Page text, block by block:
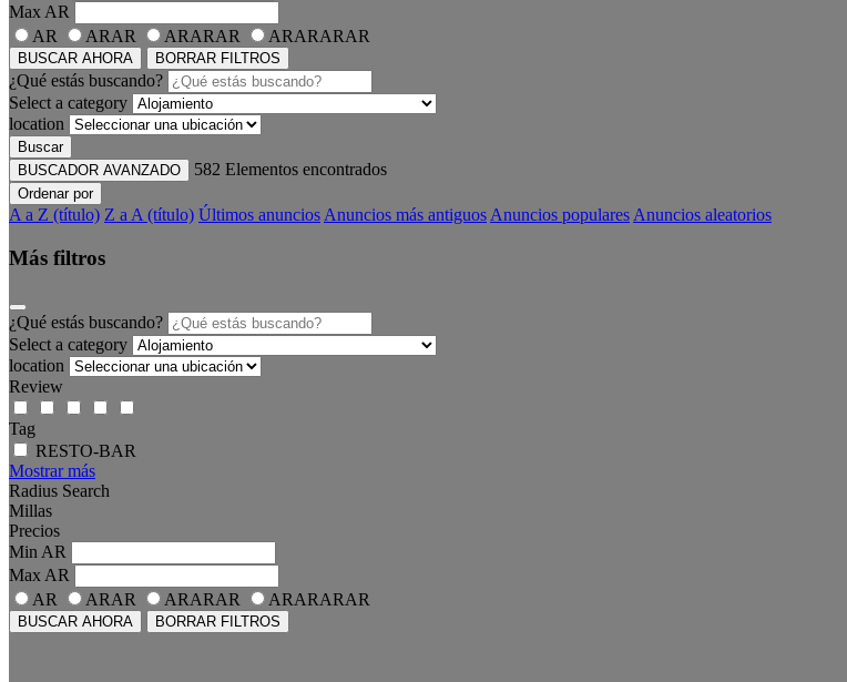
Max AR
AR
ARAR ARARAR ARARARAR
BUSCAR AHORA BORRAR FILTROS
¿Qué estás buscando?
Select a category
location
Buscar
BUSCADOR AVANZADO
582 Elementos encontrados
Ordenar por
A a Z (título) Z a A (título) Últimos anuncios Anuncios más antiguos Anuncios populares Anuncios aleatorios
Más filtros
¿Qué estás buscando?
Select a category
location
Review
Tag
RESTO-BAR
Mostrar más
Radius Search
Millas
Precios
Min AR
Max AR
AR
ARAR ARARAR ARARARAR
BUSCAR AHORA BORRAR FILTROS